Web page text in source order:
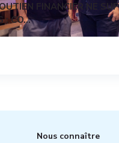
FINANCIER NE
: CO...
Nous connaître